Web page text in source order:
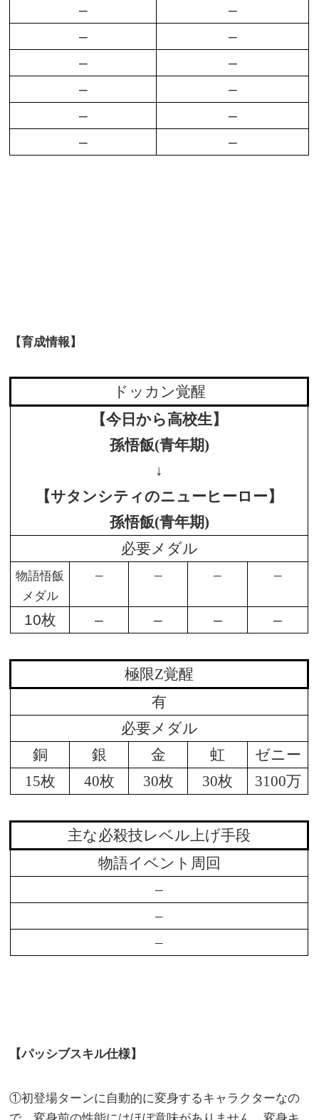
–
–
–
–
–
–
–
–
–
–
–
–
【育成情報】
ドッカン覚醒
【今日から高校生】
孫悟飯(青年期)
↓
【サタンシティのニューヒーロー】
孫悟飯(青年期)
必要メダル
物語悟飯
メダル
– – – –
10枚 – – – –
極限Z覚醒
有
必要メダル
銅
銀 金 虹
ゼニー
15枚
40枚 30枚 30枚 3100万
主な必殺技レベル上げ手段
物語イベント周回
–
–
–
【パッシブスキル仕様】
①初登場ターンに自動的に変身するキャラクターなの